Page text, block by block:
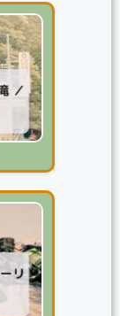
2024.05.19